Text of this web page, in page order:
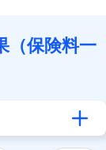
（保険料一